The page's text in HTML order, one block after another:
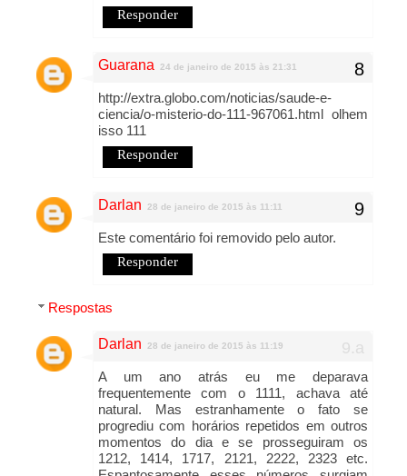
Responder
Guarana 24 de janeiro de 2015 às 21:31
http://extra.globo.com/noticias/saude-e-
ciencia/o-misterio-do-111-967061.html olhem
isso 111
Responder
Darlan 28 de janeiro de 2015 às 11:11
Este comentário foi removido pelo autor.
Responder
Respostas
Darlan 28 de janeiro de 2015 às 11:19
A um ano atrás eu me deparava
frequentemente com o 1111, achava até
natural. Mas estranhamente o fato se
progrediu com horários repetidos em outros
momentos do dia e se prosseguiram os
1212, 1414, 1717, 2121, 2222, 2323 etc.